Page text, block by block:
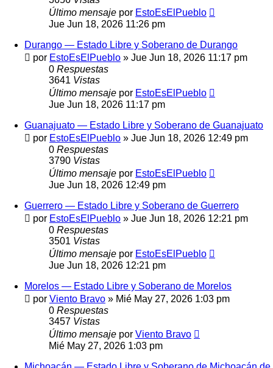
Último mensaje por EstoEsElPueblo
Jue Jun 18, 2026 11:26 pm
Durango — Estado Libre y Soberano de Durango
por EstoEsElPueblo » Jue Jun 18, 2026 11:17 pm
0 Respuestas
3641 Vistas
Último mensaje por EstoEsElPueblo
Jue Jun 18, 2026 11:17 pm
Guanajuato — Estado Libre y Soberano de Guanajuato
por EstoEsElPueblo » Jue Jun 18, 2026 12:49 pm
0 Respuestas
3790 Vistas
Último mensaje por EstoEsElPueblo
Jue Jun 18, 2026 12:49 pm
Guerrero — Estado Libre y Soberano de Guerrero
por EstoEsElPueblo » Jue Jun 18, 2026 12:21 pm
0 Respuestas
3501 Vistas
Último mensaje por EstoEsElPueblo
Jue Jun 18, 2026 12:21 pm
Morelos — Estado Libre y Soberano de Morelos
por Viento Bravo » Mié May 27, 2026 1:03 pm
0 Respuestas
3457 Vistas
Último mensaje por Viento Bravo
Mié May 27, 2026 1:03 pm